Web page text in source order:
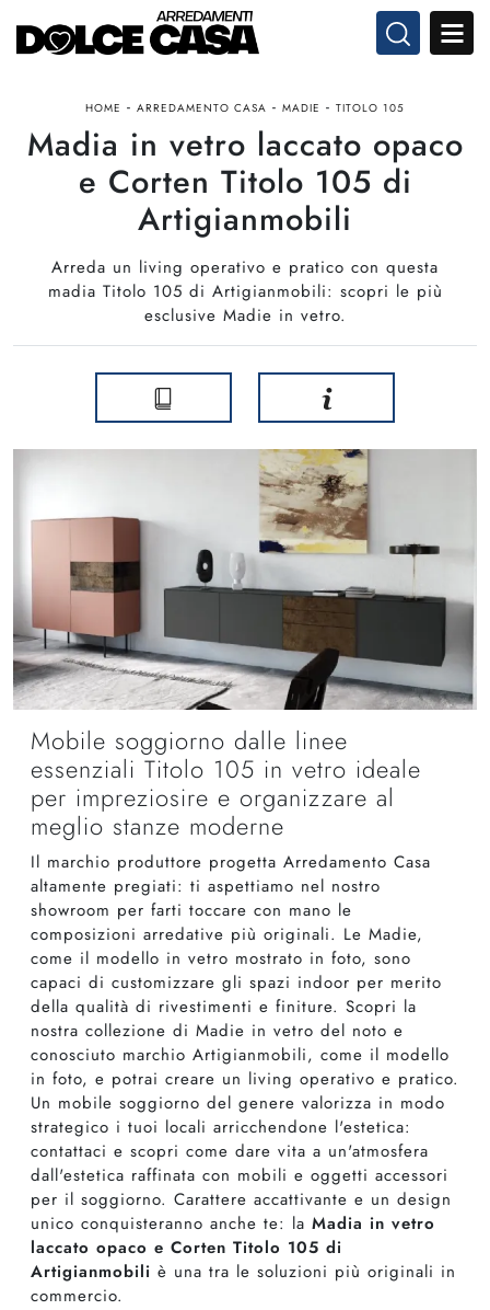
HOME - ARREDAMENTO CASA - MADIE - TITOLO 105
Madia in vetro laccato opaco
e Corten Titolo 105 di
Artigianmobili
Arreda un living operativo e pratico con questa
madia Titolo 105 di Artigianmobili: scopri le più
esclusive Madie in vetro.
Mobile soggiorno dalle linee
essenziali Titolo 105 in vetro ideale
per impreziosire e organizzare al
meglio stanze moderne
Il marchio produttore progetta Arredamento Casa
altamente pregiati: ti aspettiamo nel nostro
showroom per farti toccare con mano le
composizioni arredative più originali. Le Madie,
come il modello in vetro mostrato in foto, sono
capaci di customizzare gli spazi indoor per merito
della qualità di rivestimenti e finiture. Scopri la
nostra collezione di Madie in vetro del noto e
conosciuto marchio Artigianmobili, come il modello
in foto, e potrai creare un living operativo e pratico.
Un mobile soggiorno del genere valorizza in modo
strategico i tuoi locali arricchendone l'estetica:
contattaci e scopri come dare vita a un'atmosfera
dall'estetica raffinata con mobili e oggetti accessori
per il soggiorno. Carattere accattivante e un design
unico conquisteranno anche te: la Madia in vetro
laccato opaco e Corten Titolo 105 di
Artigianmobili è una tra le soluzioni più originali in
commercio.